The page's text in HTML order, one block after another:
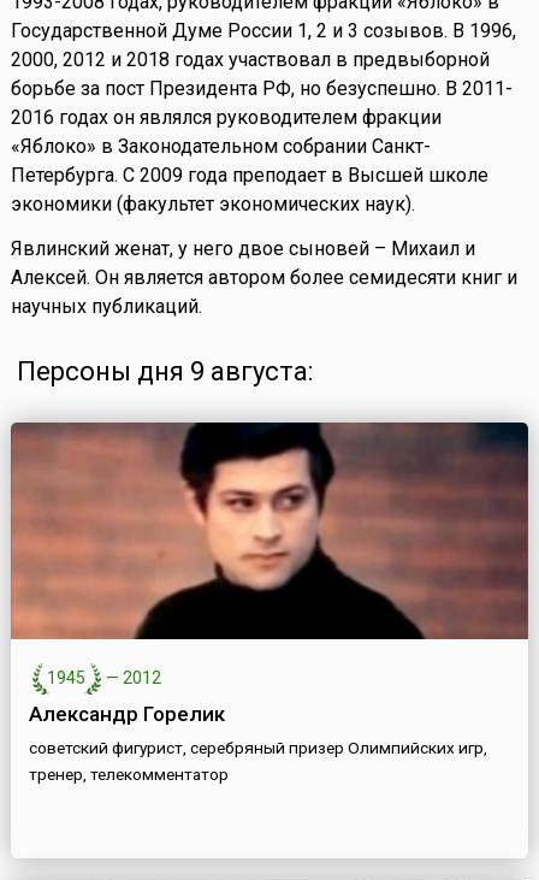
Государственной Думе России 1, 2 и 3 созывов. В 1996,
2000, 2012 и 2018 годах участвовал в предвыборной
борьбе за пост Президента РФ, но безуспешно. В 2011-
2016 годах он являлся руководителем фракции
«Яблоко» в Законодательном собрании Санкт-
Петербурга. С 2009 года преподает в Высшей школе
экономики (факультет экономических наук).
Явлинский женат, у него двое сыновей – Михаил и
Алексей. Он является автором более семидесяти книг и
научных публикаций.
Персоны дня 9 августа:
1945 — 2012
Александр Горелик
советский фигурист, серебряный призер Олимпийских игр,
тренер, телекомментатор